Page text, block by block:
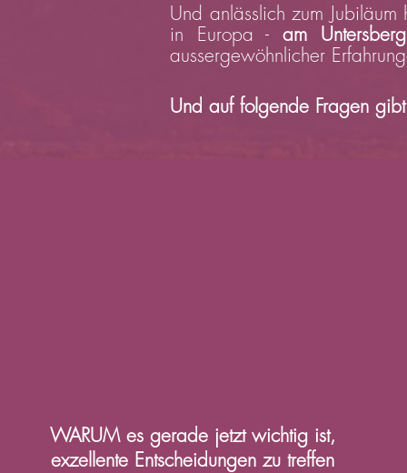
Und anlässlich zum
in Europa - am
aussergewöhnlicher
Und auf folgende Fragen
WARUM es gerade jetzt wichtig ist,
exzellente Entscheidungen zu treffen